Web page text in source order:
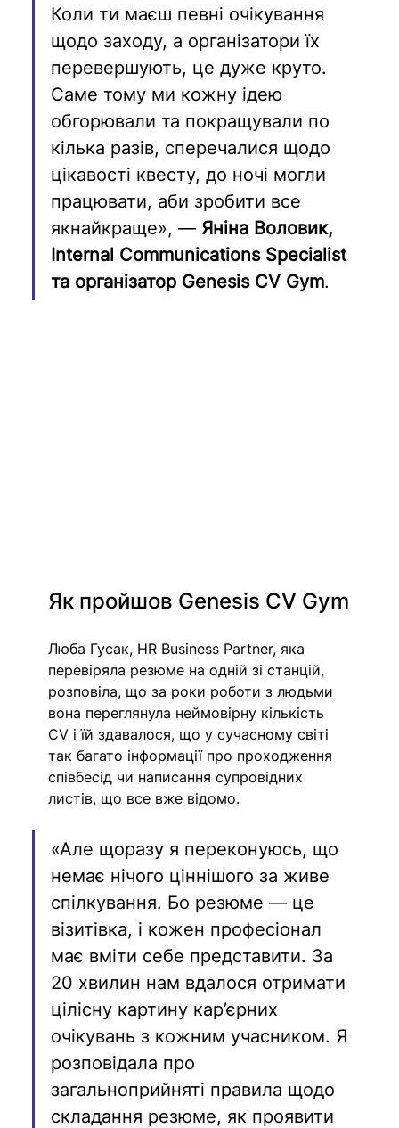
Коли ти маєш певні очікування
щодо заходу, а організатори їх
перевершують, це дуже круто.
Саме тому ми кожну ідею
обгорювали та покращували по
кілька разів, сперечалися щодо
цікавості квесту, до ночі могли
працювати, аби зробити все
якнайкраще», — Яніна Воловик,
Internal Communications Specialist
та організатор Genesis CV Gym.
Як пройшов Genesis CV Gym
Люба Гусак, HR Business Partner, яка
перевіряла резюме на одній зі станцій,
розповіла, що за роки роботи з людьми
вона переглянула неймовірну кількість
CV і їй здавалося, що у сучасному світі
так багато інформації про проходження
співбесід чи написання супровідних
листів, що все вже відомо.
«Але щоразу я переконуюсь, що
немає нічого ціннішого за живе
спілкування. Бо резюме — це
візитівка, і кожен професіонал
має вміти себе представити. За
20 хвилин нам вдалося отримати
цілісну картину кар’єрних
очікувань з кожним учасником. Я
розповідала про
загальноприйняті правила щодо
складання резюме, як проявити